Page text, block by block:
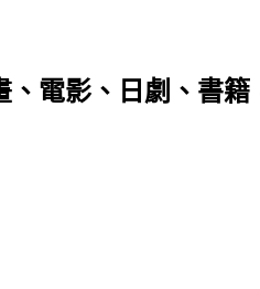
電影、日劇、書籍